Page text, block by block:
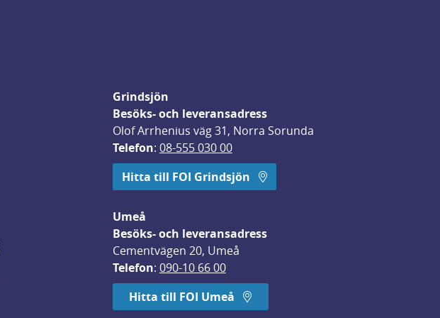
Grindsjön
Besöks- och leveransadress
Olof Arrhenius väg 31, Norra Sorunda
Telefon: 08-555 030 00
Hitta till FOI Grindsjön
Umeå
Besöks- och leveransadress
Cementvägen 20, Umeå
Telefon: 090-10 66 00
Hitta till FOI Umeå